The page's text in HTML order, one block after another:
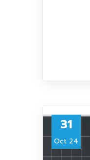
31
Oct 24